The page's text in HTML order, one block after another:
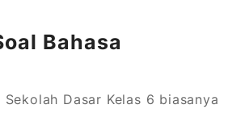
Bahasa
Dasar Kelas 6 biasanya